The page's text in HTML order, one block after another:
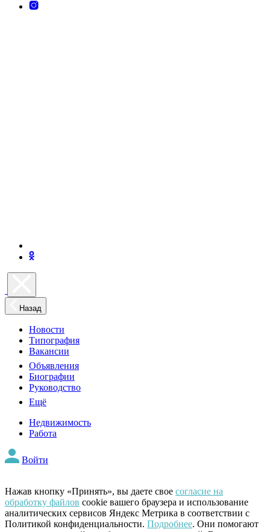
Назад
Новости
Типография
Вакансии
Объявления
Биографии
Руководство
Ещё
Недвижимость
Работа
Войти
Нажав кнопку «Принять», вы даете свое согласие на
обработку файлов cookie вашего браузера и использование
аналитических сервисов Яндекс Метрика в соответствии с
Политикой конфиденциальности. Подробнее. Они помогают